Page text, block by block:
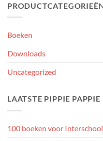
Boeken
Downloads
Uncategorized
LAATSTE PIPPIE
100 boeken voor Interschool